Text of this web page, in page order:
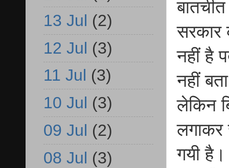
सरकार
नहीं है
नहीं
लेकिन
लगाकर
गयी
13 Jul (2)
12 Jul (3)
11 Jul (3)
10 Jul (3)
09 Jul (2)
08 Jul (3)